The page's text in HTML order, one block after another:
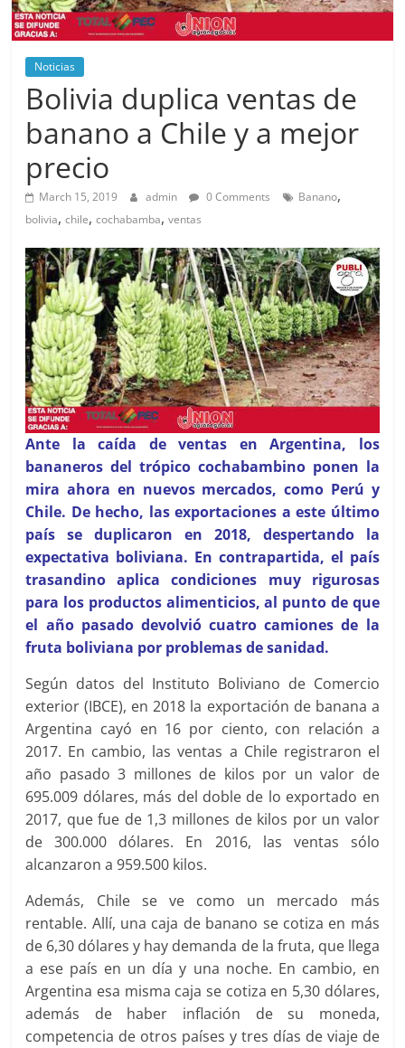
Noticias
Bolivia duplica ventas de
banano a Chile y a mejor
precio
March 15, 2019 admin 0 Comments Banano,
bolivia,chile,cochabamba,ventas
Ante la caída de ventas en Argentina, los
bananeros del trópico cochabambino ponen la
mira ahora en nuevos mercados, como Perú y
Chile. De hecho, las exportaciones a este último
país se duplicaron en 2018, despertando la
expectativa boliviana. En contrapartida, el país
trasandino aplica condiciones muy rigurosas
para los productos alimenticios, al punto de que
el año pasado devolvió cuatro camiones de la
fruta boliviana por problemas de sanidad.
Según datos del Instituto Boliviano de Comercio
exterior (IBCE), en 2018 la exportación de banana a
Argentina cayó en 16 por ciento, con relación a
2017. En cambio, las ventas a Chile registraron el
año pasado 3 millones de kilos por un valor de
695.009 dólares, más del doble de lo exportado en
2017, que fue de 1,3 millones de kilos por un valor
de 300.000 dólares. En 2016, las ventas sólo
alcanzaron a 959.500 kilos.
Además, Chile se ve como un mercado más
rentable. Allí, una caja de banano se cotiza en más
de 6,30 dólares y hay demanda de la fruta, que llega
a ese país en un día y una noche. En cambio, en
Argentina esa misma caja se cotiza en 5,30 dólares,
además de haber inflación de su moneda,
competencia de otros países y tres días de viaje de